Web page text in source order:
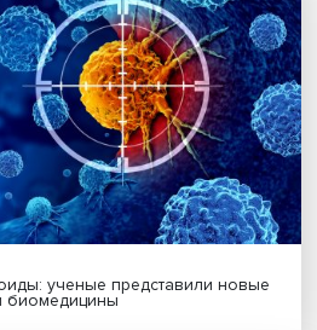
всегда в курсе !
на наши новости: